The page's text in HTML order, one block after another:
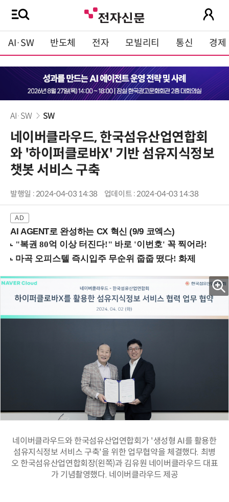
AI·SW 반도체 전자 모빌리티 통신 경제
AI·SW SW
네이버클라우드, 한국섬유산업연합회
와 '하이퍼클로바X' 기반 섬유지식정보
챗봇 서비스 구축
발행일 : 2024-04-03 14:38 업데이트 : 2024-04-03 14:38
AI AGENT로 완성하는 CX 혁신 (9/9 코엑스)
네이버클라우드와 한국섬유산업연합회가 '생성형 AI를 활용한
섬유지식정보 서비스 구축'을 위한 업무협약을 체결했다. 최병
오 한국섬유산업연합회장(왼쪽)과 김유원 네이버클라우드 대표
가 기념촬영했다. 네이버클라우드 제공